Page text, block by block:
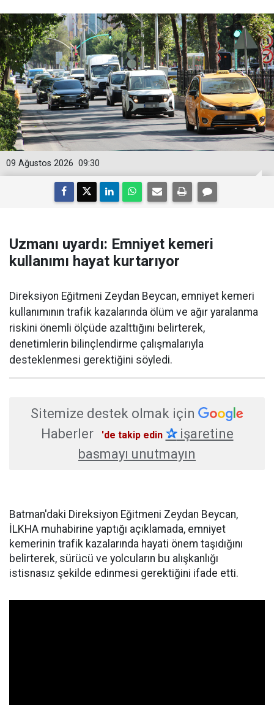
09:30
09 Ağustos 2026
Uzmanı uyardı: Emniyet kemeri
kullanımı hayat kurtarıyor
Direksiyon Eğitmeni Zeydan Beycan, emniyet kemeri
kullanımının trafik kazalarında ölüm ve ağır yaralanma
riskini önemli ölçüde azalttığını belirterek,
denetimlerin bilinçlendirme çalışmalarıyla
desteklenmesi gerektiğini söyledi.
Sitemize destek olmak için
Haberler
'de takip edin ✰işaretine
basmayı unutmayın
Batman'daki Direksiyon Eğitmeni Zeydan Beycan,
İLKHA muhabirine yaptığı açıklamada, emniyet
kemerinin trafik kazalarında hayati önem taşıdığını
belirterek, sürücü ve yolcuların bu alışkanlığı
istisnasız şekilde edinmesi gerektiğini ifade etti.